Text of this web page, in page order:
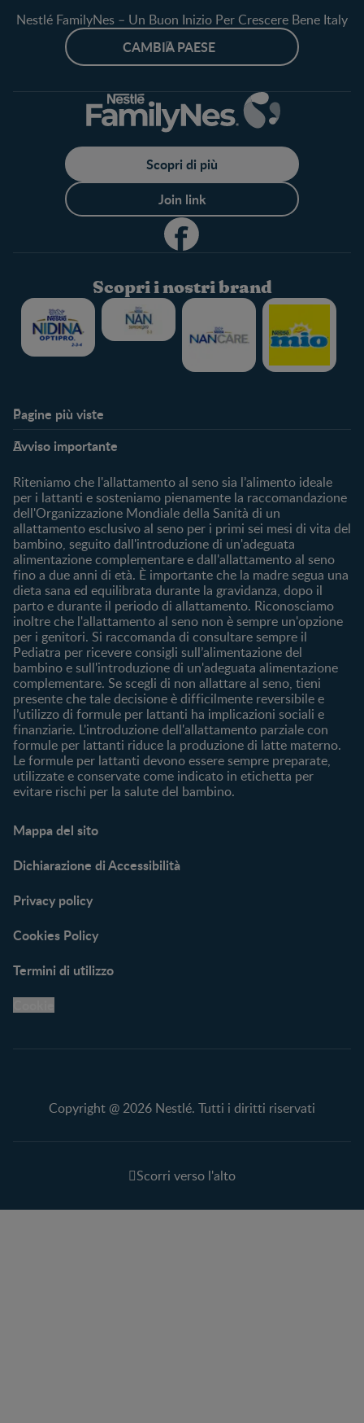
Nestlé FamilyNes – Un Buon Inizio Per Crescere Bene Italy
CAMBIA PAESE
Scopri di più
Join link
Scopri i nostri brand
Pagine più viste​
My Expert
FAQ
Contattaci
Chi Siamo
Accedi/registrati
Acquista
Cerca prodotto
I nostri brand
Cerca un negozio
Avviso importante
Riteniamo che l'allattamento al seno sia l’alimento ideale
per i lattanti e sosteniamo pienamente la raccomandazione
dell'Organizzazione Mondiale della Sanità di un
allattamento esclusivo al seno per i primi sei mesi di vita del
bambino, seguito dall'introduzione di un'adeguata
alimentazione complementare e dall'allattamento al seno
fino a due anni di età. È importante che la madre segua una
dieta sana ed equilibrata durante la gravidanza, dopo il
parto e durante il periodo di allattamento. Riconosciamo
inoltre che l'allattamento al seno non è sempre un'opzione
per i genitori. Si raccomanda di consultare sempre il
Pediatra per ricevere consigli sull’alimentazione del
bambino e sull'introduzione di un'adeguata alimentazione
complementare. Se scegli di non allattare al seno, tieni
presente che tale decisione è difficilmente reversibile e
l’utilizzo di formule per lattanti ha implicazioni sociali e
finanziarie. L'introduzione dell'allattamento parziale con
formule per lattanti riduce la produzione di latte materno.
Le formule per lattanti devono essere sempre preparate,
utilizzate e conservate come indicato in etichetta per
evitare rischi per la salute del bambino.
Mappa del sito
Dichiarazione di Accessibilità
Privacy policy
Cookies Policy
Termini di utilizzo
Copyright @ 2026 Nestlé. Tutti i diritti riservati
Scorri verso l'alto